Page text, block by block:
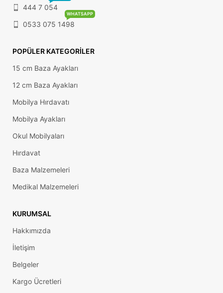
444 7 054
0533 075 1498
WHATSAPP
POPÜLER KATEGORILER
15 cm Baza Ayakları
12 cm Baza Ayakları
Mobilya Hırdavatı
Mobilya Ayakları
Okul Mobilyaları
Hırdavat
Baza Malzemeleri
Medikal Malzemeleri
KURUMSAL
Hakkımızda
İletişim
Belgeler
Kargo Ücretleri